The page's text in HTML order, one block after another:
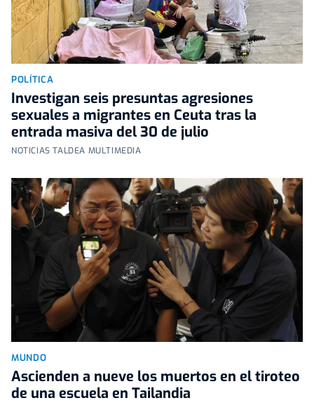
POLÍTICA
Investigan seis presuntas agresiones
sexuales a migrantes en Ceuta tras la
entrada masiva del 30 de julio
NOTICIAS TALDEA MULTIMEDIA
MUNDO
Ascienden a nueve los muertos en el tiroteo
de una escuela en Tailandia